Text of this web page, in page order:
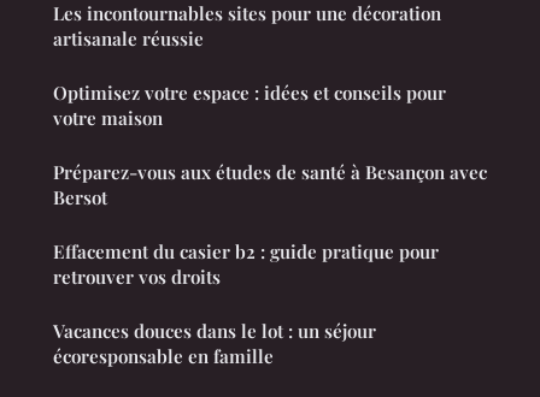
Les incontournables sites pour une décoration
artisanale réussie
Optimisez votre espace : idées et conseils pour
votre maison
Préparez-vous aux études de santé à Besançon avec
Bersot
Effacement du casier b2 : guide pratique pour
retrouver vos droits
Vacances douces dans le lot : un séjour
écoresponsable en famille